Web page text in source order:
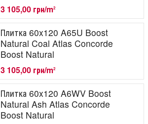
3 105,00 грн/m2
Плитка 60x120 A65U Boost
Natural Coal Atlas Concorde
Boost Natural
3 105,00 грн/m2
Плитка 60x120 A6WV Boost
Natural Ash Atlas Concorde
Boost Natural